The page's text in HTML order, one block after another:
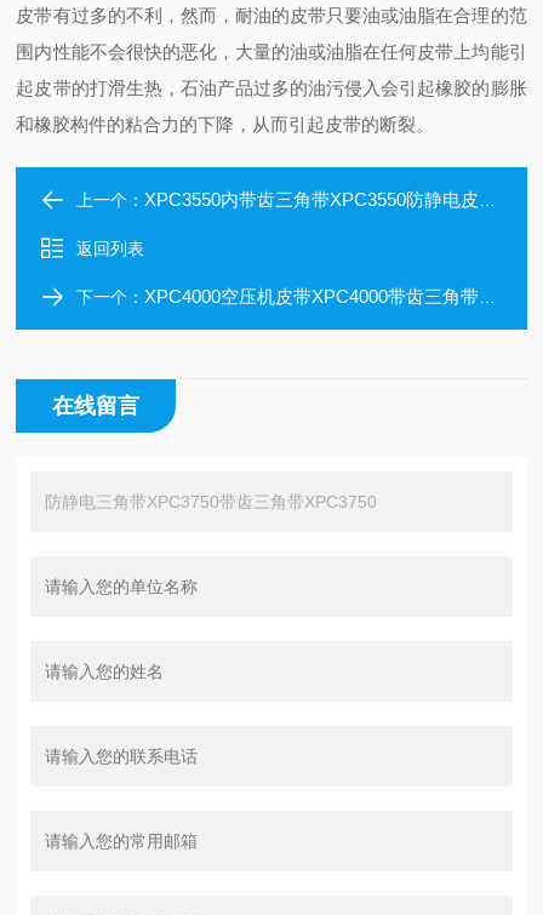
皮带有过多的不利，然而，耐油的皮带只要油或油脂在合理的范
围内性能不会很快的恶化，大量的油或油脂在任何皮带上均能引
起皮带的打滑生热，石油产品过多的油污侵入会引起橡胶的膨胀
和橡胶构件的粘合力的下降，从而引起皮带的断裂。
上一个： XPC3550内带齿三角带XPC3550防静电皮带XPC3550
返回列表
下一个： XPC4000空压机皮带XPC4000带齿三角带XPC4000
在线留言